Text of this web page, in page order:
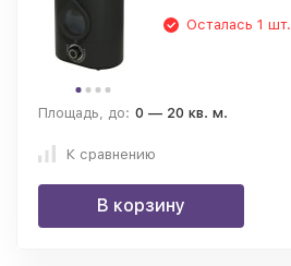
Осталась 1 шт.
Площадь, до: 0 — 20 кв. м.
К сравнению
В корзину